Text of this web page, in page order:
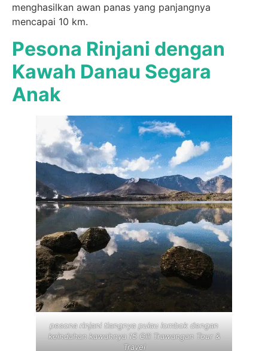
menghasilkan awan panas yang panjangnya
mencapai 10 km.
Pesona Rinjani dengan
Kawah Danau Segara
Anak
pesona rinjani tiangnya pulau lombok dengan
keindahan kawahnya 15 Gili Trawangan Tour &
Travel